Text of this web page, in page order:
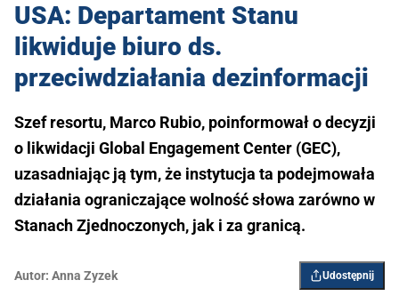
USA: Departament Stanu
likwiduje biuro ds.
przeciwdziałania dezinformacji
Szef resortu, Marco Rubio, poinformował o decyzji
o likwidacji Global Engagement Center (GEC),
uzasadniając ją tym, że instytucja ta podejmowała
działania ograniczające wolność słowa zarówno w
Stanach Zjednoczonych, jak i za granicą.
Autor: Anna Zyzek Udostępnij